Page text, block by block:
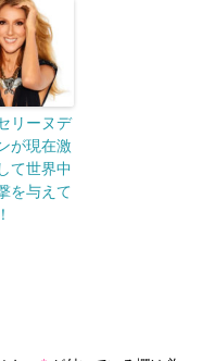
リーヌデ
が現在激
て世界中
を与えて